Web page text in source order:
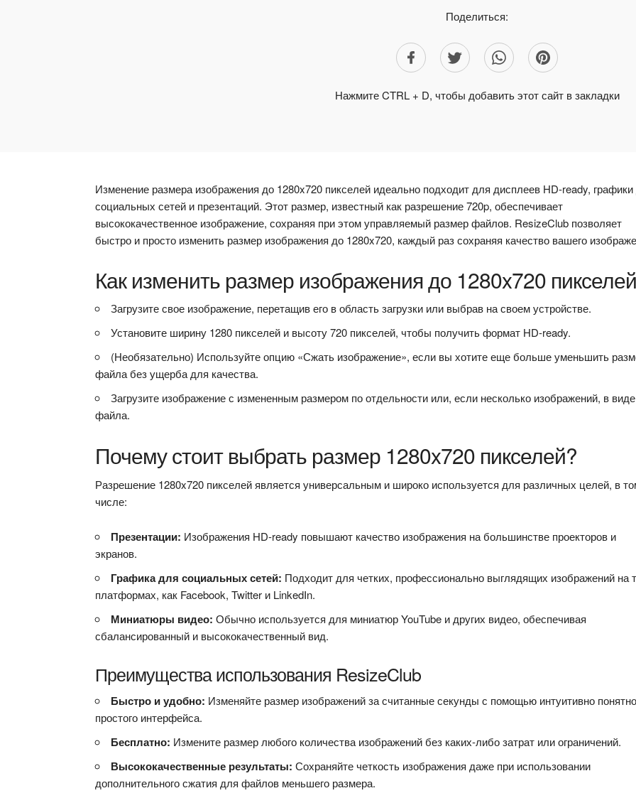
Поделиться:
Нажмите CTRL + D, чтобы добавить этот сайт в закладки
Изменение размера изображения до 1280x720 пикселей идеально подходит для дисплеев HD-ready,
социальных сетей и презентаций. Этот размер, известный как разрешение 720p, обеспечивает
высококачественное изображение, сохраняя при этом управляемый размер файлов. ResizeClub позволяет
быстро и просто изменить размер изображения до 1280x720, каждый раз сохраняя качество вашего
Как изменить размер изображения до 1280x720 пикселей
Загрузите свое изображение, перетащив его в область загрузки или выбрав на своем устройстве.
Установите ширину 1280 пикселей и высоту 720 пикселей, чтобы получить формат HD-ready.
(Необязательно) Используйте опцию «Сжать изображение», если вы хотите еще больше уменьшить
файла без ущерба для качества.
Загрузите изображение с измененным размером по отдельности или, если несколько изображений, в
файла.
Почему стоит выбрать размер 1280x720 пикселей?
Разрешение 1280x720 пикселей является универсальным и широко используется для различных целей, в
числе:
Презентации: Изображения HD-ready повышают качество изображения на большинстве проекторов и
экранов.
Графика для социальных сетей: Подходит для четких, профессионально выглядящих изображений на
платформах, как Facebook, Twitter и LinkedIn.
Миниатюры видео:Обычно используется для миниатюр YouTube и других видео, обеспечивая
сбалансированный и высококачественный вид.
Преимущества использования ResizeClub
Быстро и удобно: Изменяйте размер изображений за считанные секунды с помощью интуитивно
простого интерфейса.
Бесплатно: Измените размер любого количества изображений без каких-либо затрат или ограничений.
Высококачественные результаты:Сохраняйте четкость изображения даже при использовании
дополнительного сжатия для файлов меньшего размера.